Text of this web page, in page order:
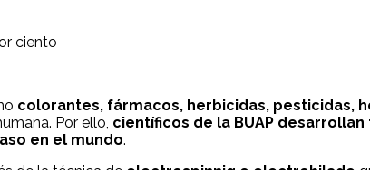
ciento
colorantes, fármacos, herbicidas, pesticidas,
Por ello, científicos de la BUAP
en el mundo.